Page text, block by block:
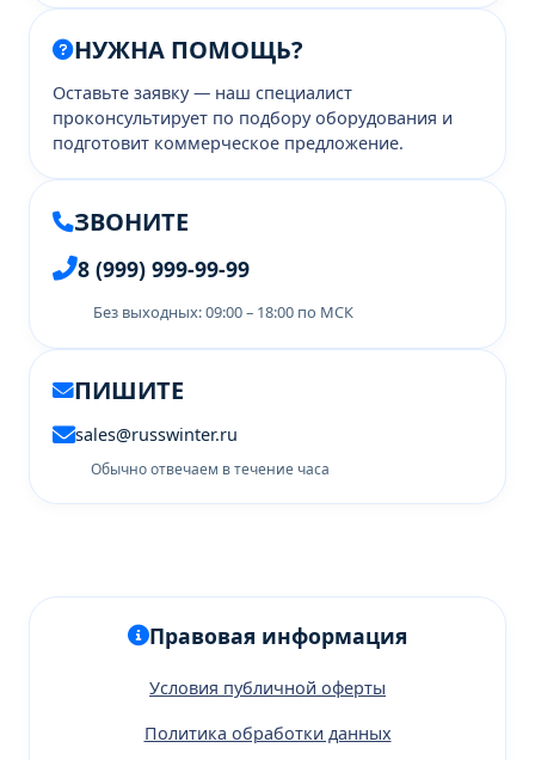
НУЖНА ПОМОЩЬ?
Оставьте заявку — наш специалист
проконсультирует по подбору оборудования и
подготовит коммерческое предложение.
ЗВОНИТЕ
8 (999) 999-99-99
Без выходных: 09:00 – 18:00 по МСК
ПИШИТЕ
sales@russwinter.ru
Обычно отвечаем в течение часа
Правовая информация
Условия публичной оферты
Политика обработки данных